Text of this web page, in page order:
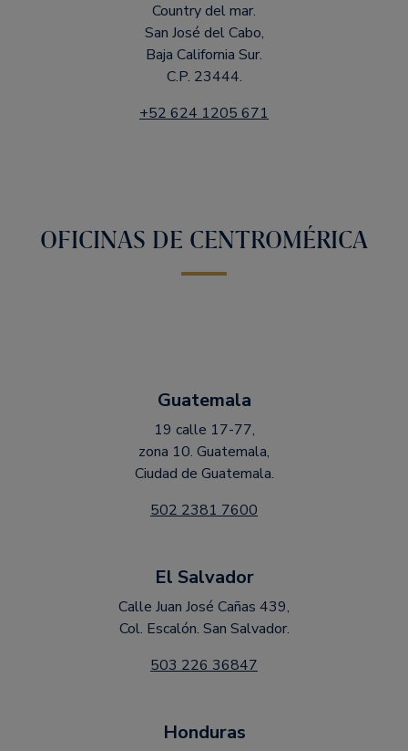
Country del mar.
San José del Cabo,
Baja California Sur.
C.P. 23444.
+52 624 1205 671
OFICINAS DE CENTROMÉRICA
Guatemala
19 calle 17-77,
zona 10. Guatemala,
Ciudad de Guatemala.
502 2381 7600
El Salvador
Calle Juan José Cañas 439,
Col. Escalón. San Salvador.
503 226 36847
Honduras